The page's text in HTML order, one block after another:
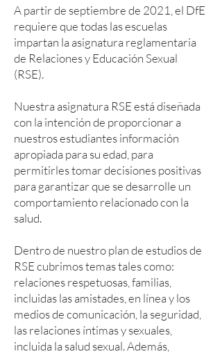
A partir de septiembre de 2021, el DfE
requiere que todas las escuelas
impartan la asignatura reglamentaria
de Relaciones y Educación Sexual
(RSE).
Nuestra asignatura RSE está diseñada
con la intención de proporcionar a
nuestros estudiantes información
apropiada para su edad, para
permitirles tomar decisiones positivas
para garantizar que se desarrolle un
comportamiento relacionado con la
salud.
Dentro de nuestro plan de estudios de
RSE cubrimos temas tales como:
relaciones respetuosas, familias,
incluidas las amistades, en línea y los
medios de comunicación, la seguridad,
las relaciones íntimas y sexuales,
incluida la salud sexual. Además,